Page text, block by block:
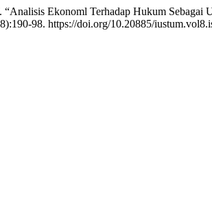
“Analisis Ekonoml Terhadap Hukum Sebagai
98. https://doi.org/10.20885/